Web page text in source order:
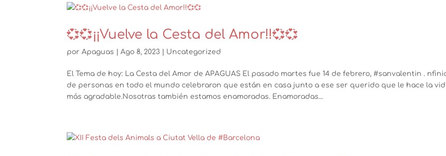
💞💞¡¡Vuelve la Cesta del Amor!!💞💞
porApaguas |Ago 8, 2023 Uncategorized
El Tema de hoy: La Cesta del Amor de APAGUAS El pasado martes fue 14 de febrero, #sanvalentin .
de personas en todo el mundo celebraron que están en casa junto a ese ser querido que le hace la
más agradable.Nosotras también estamos enamoradas. Enamoradas...